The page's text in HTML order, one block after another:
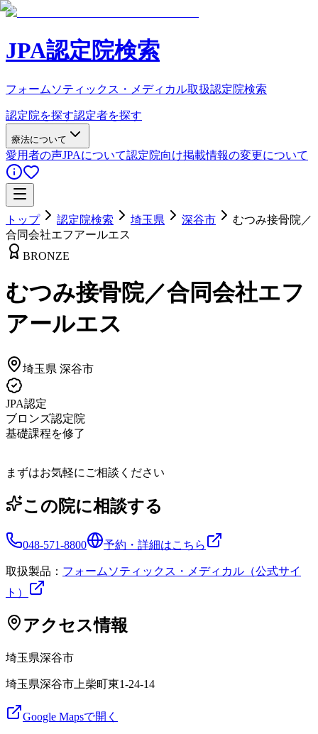
JPA認定院検索
フォームソティックス・メディカル取扱認定院検索
認定院を探す認定者を探す
療法について
愛用者の声JPAについて認定院向け掲載情報の変更について
トップ 認定院検索 埼玉県 深谷市
むつみ接骨院／
合同会社エフアールエス
BRONZE
むつみ接骨院／合同会社エフ
アールエス
埼玉県 深谷市
JPA認定
ブロンズ認定院
基礎課程を修了
まずはお気軽にご相談ください
この院に相談する
048-571-8800 予約・詳細はこちら
取扱製品： フォームソティックス・メディカル（公式サイ
ト）
アクセス情報
埼玉県深谷市
埼玉県深谷市上柴町東1-24-14
Google Mapsで開く